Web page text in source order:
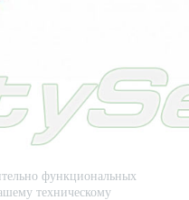
функциональных
техническому